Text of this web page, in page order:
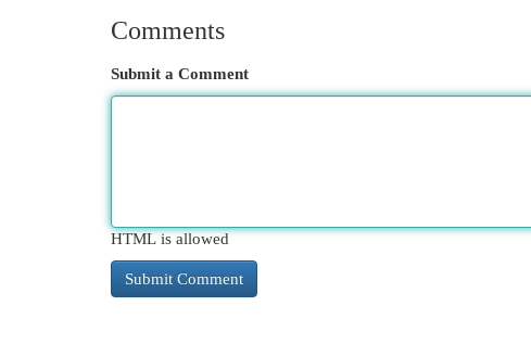
Comments
Submit a Comment
HTML is allowed